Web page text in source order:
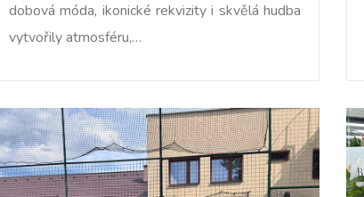
dobová móda, ikonické rekvizity i skvělá hudba
vytvořily atmosféru,…